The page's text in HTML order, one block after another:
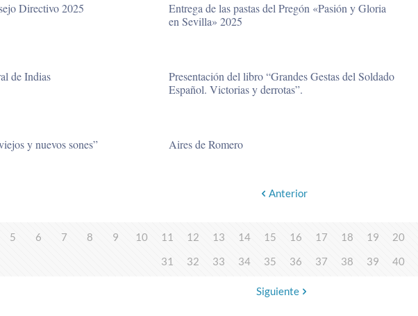
Directivo 2025
Entrega de las pastas del Pregón «Pasión y Gloria
en Sevilla» 2025
de Indias
Presentación del libro “Grandes Gestas del Soldado
Español. Victorias y derrotas”.
y nuevos sones” Aires de Romero
Anterior
5 6 7 8 9 10 11 12 13 14 15 16 17 18 19 20
31
32 33 34 35 36 37 38 39 40
Siguiente